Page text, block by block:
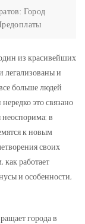
Город
из красивейших
легализованы и
больше людей
это связано
в
к новым
своих
работает
и особенности,
города в